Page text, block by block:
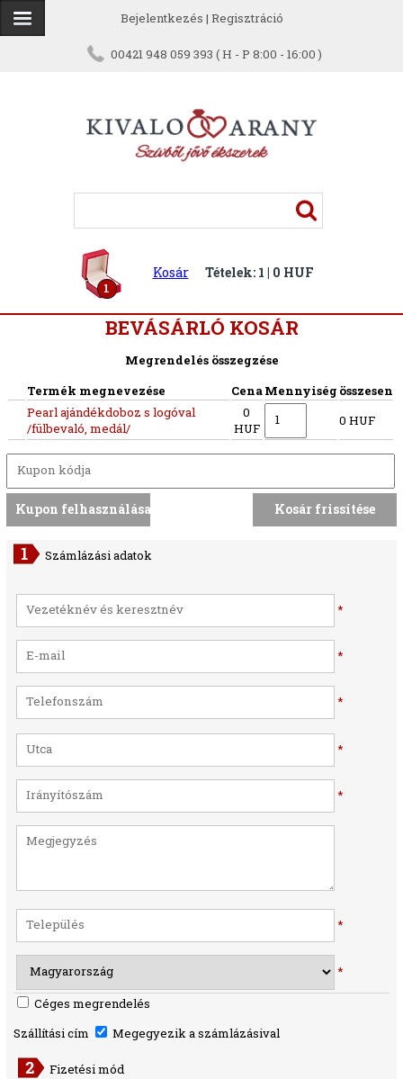
Bejelentkezés | Regisztráció
00421 948 059 393 ( H - P 8:00 - 16:00 )
1
Kosár Tételek: 1 | 0 HUF
BEVÁSÁRLÓ KOSÁR
Megrendelés összegzése
Termék megnevezése
CenaMennyiség összesen
Pearl ajándékdoboz s logóval
/fülbevaló, medál/
0
HUF
0 HUF
Számlázási adatok
*
*
*
*
*
*
*
Céges megrendelés
Szállítási cím
Megegyezik a számlázásival
Fizetési mód